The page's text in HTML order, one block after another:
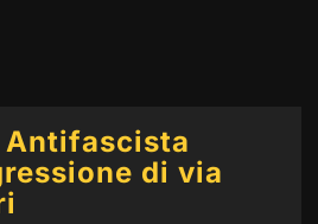
Antifascista
di via